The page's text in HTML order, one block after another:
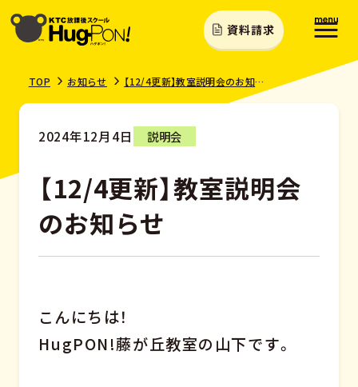
資料請求
TOP お知らせ 【12/4更新】教室説明会のお知らせ
2024年12月4日 説明会
【12/4更新】教室説明会
のお知らせ
こんにちは！
HugPON!藤が丘教室の山下です。